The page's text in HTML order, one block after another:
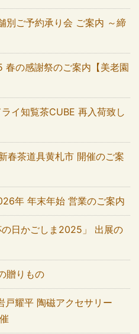
別ご予約承り会 ご案内 ～締
春の感謝祭のご案内【美老園
ライ知覧茶CUBE 再入荷致し
春茶道具黄札市 開催のご案
年 年末年始 営業のご案内
の日かごしま2025」 出展の
贈りもの
戸耀平 陶磁アクセサリー